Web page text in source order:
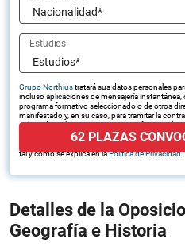
Estudios
Grupo Northiustratará sus datos personales
incluso aplicaciones de mensajería
programa formativo seleccionado o de otros
manifestado y, en su caso, para tramitar la
solicitud con las empresas que conforman el
puedan hacerle llegar la mejor oferta de
tal y como se explica en laPolítica de Privacidad.
62 PLAZAS
Detalles de la
Geografía e Historia